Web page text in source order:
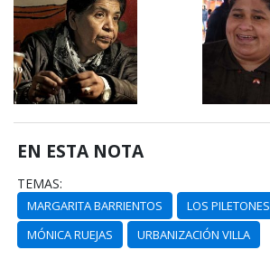
EN ESTA NOTA
TEMAS:
MARGARITA BARRIENTOS
LOS PILETONES
MÓNICA RUEJAS
URBANIZACIÓN VILLA